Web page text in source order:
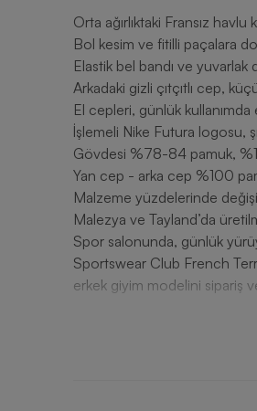
Orta ağırlıktaki Fransız
Bol kesim ve fitilli paçalara
Elastik bel bandı ve
Arkadaki gizli çıtçıtlı cep,
El cepleri, günlük kullanımda
İşlemeli Nike Futura logosu,
Gövdesi %78-84 pamuk,
Yan cep - arka cep %100
Malzeme yüzdelerinde
Malezya ve Tayland’da
Spor salonunda, günlük
Sportswear Club French
erkek giyim modelini sipariş